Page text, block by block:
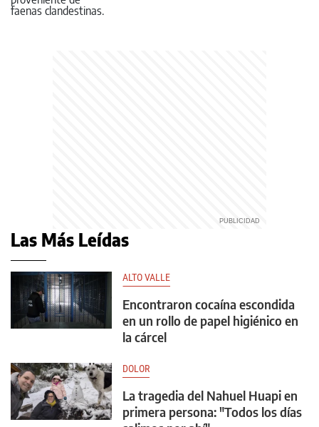
Las Más Leídas
ALTO VALLE
Encontraron cocaína escondida
en un rollo de papel higiénico en
la cárcel
DOLOR
La tragedia del Nahuel Huapi en
primera persona: "Todos los días